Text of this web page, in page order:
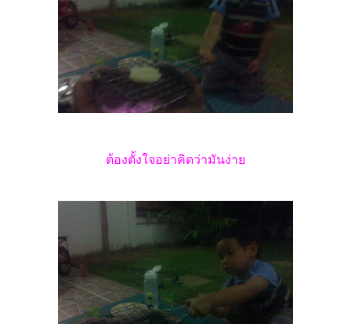
ต้องตั้งใจอย่าคิดว่ามันง่าย